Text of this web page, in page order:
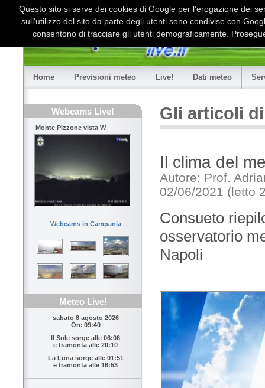
Home Previsioni meteo Live! Dati meteo
Webcams Live!
Monte Pizzone vista W
Webcams in Campania
Meteo Live!
sabato 8 agosto 2026
Ore 09:40
Il Sole sorge alle 06:06
e tramonta alle 20:10
La Luna sorge alle 01:51
e tramonta alle 16:53
Gli articoli
Il clima del
Autore: Prof.
02/06/2021 (letto
Consueto
osservatorio
Napoli
Questo sito si serve dei cookies di Google per l'erogazione dei
sull'utilizzo del sito da parte degli utenti sono condivise con
consentono di tracciare gli utenti demograficamente.